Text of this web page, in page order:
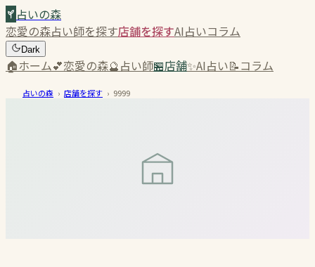
占いの森
恋愛の森占い師を探す店舗を探すAI占いコラム
Dark
🏠ホーム💕恋愛の森🔮占い師🏪店舗✨AI占い📝コラム
占いの森 › 店舗を探す › 9999